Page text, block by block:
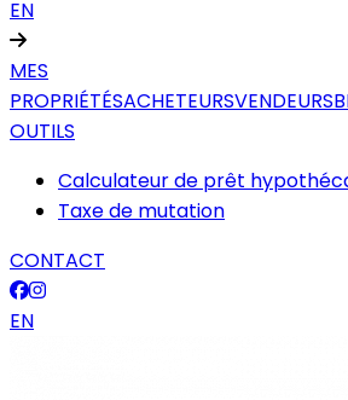
EN
MES
PROPRIÉTÉSACHETEURSVENDEURS
OUTILS
Calculateur de prêt
Taxe de mutation
CONTACT
EN